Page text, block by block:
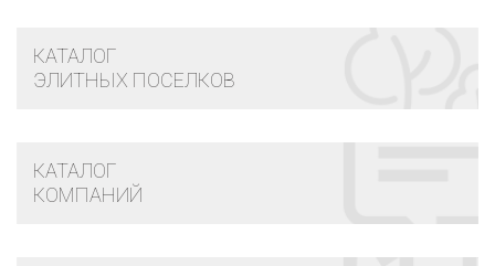
КАТАЛОГ
ЭЛИТНЫХ ПОСЕЛКОВ
КАТАЛОГ
КОМПАНИЙ